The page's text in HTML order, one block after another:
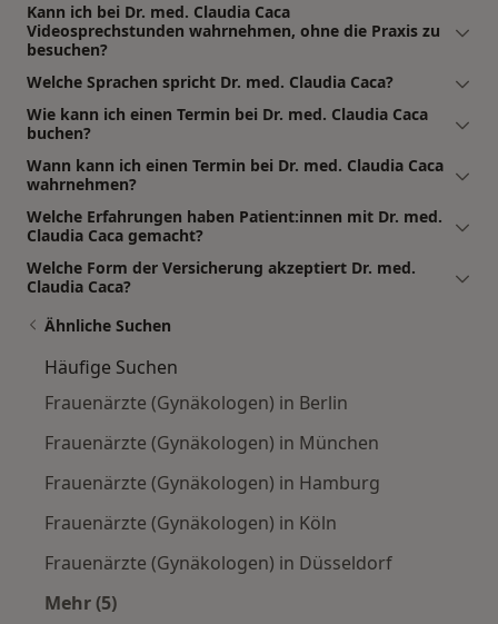
Kann ich bei Dr. med. Claudia Caca
Videosprechstunden wahrnehmen, ohne die Praxis zu
besuchen?
Welche Sprachen spricht Dr. med. Claudia Caca?
Wie kann ich einen Termin bei Dr. med. Claudia Caca
buchen?
Wann kann ich einen Termin bei Dr. med. Claudia Caca
wahrnehmen?
Welche Erfahrungen haben Patient:innen mit Dr. med.
Claudia Caca gemacht?
Welche Form der Versicherung akzeptiert Dr. med.
Claudia Caca?
Ähnliche Suchen
Häufige Suchen
Frauenärzte (Gynäkologen) in Berlin
Frauenärzte (Gynäkologen) in München
Frauenärzte (Gynäkologen) in Hamburg
Frauenärzte (Gynäkologen) in Köln
Frauenärzte (Gynäkologen) in Düsseldorf
Mehr (5)